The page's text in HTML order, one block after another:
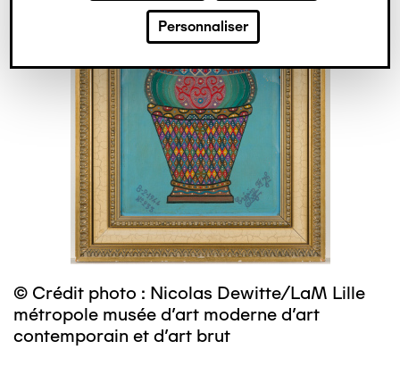
Personnaliser
© Crédit photo : Nicolas Dewitte/LaM Lille
métropole musée d’art moderne d’art
contemporain et d’art brut